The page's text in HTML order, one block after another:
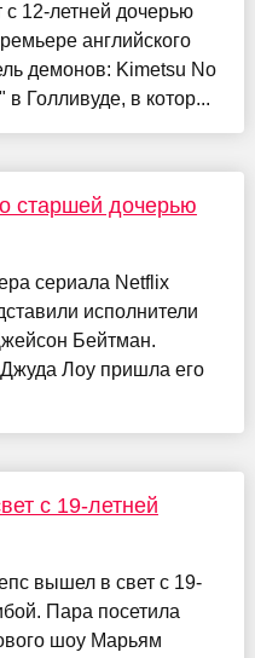
12-летней дочерью
английского
демонов: Kimetsu No
в Голливуде, в котор...
старшей дочерью
сериала Netflix
исполнители
Бейтман.
Лоу пришла его
с 19-летней
вышел в свет с 19-
Пара посетила
шоу Марьям